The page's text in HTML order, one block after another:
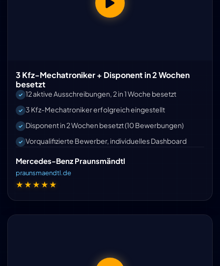
3 Kfz-Mechatroniker + Disponent in 2 Wochen
besetzt
12 aktive Ausschreibungen, 2 in 1 Woche besetzt
3 Kfz-Mechatroniker erfolgreich eingestellt
Disponent in 2 Wochen besetzt (10 Bewerbungen)
Vorqualifizierte Bewerber, individuelles Dashboard
Mercedes-Benz Praunsmändtl
praunsmaendtl.de
★★★★★